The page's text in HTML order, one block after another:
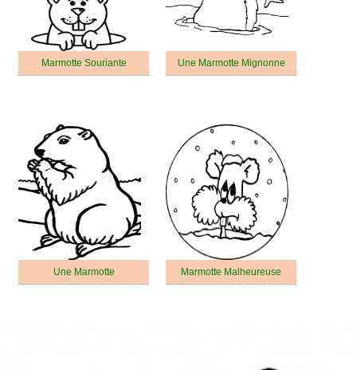
Marmotte Souriante Une Marmotte Mignonne
Une Marmotte Marmotte Malheureuse